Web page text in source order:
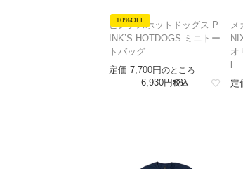
10%OFF
ピンクスホットドッグス P
INK’S HOTDOGS ミニトー
トバッグ
定価 7,700 のところ
6,930 税込
オ
l
定